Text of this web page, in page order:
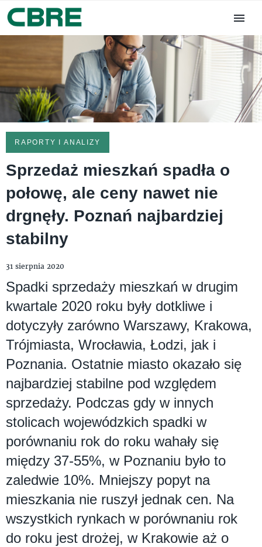
RAPORTY I ANALIZY
Sprzedaż mieszkań spadła o
połowę, ale ceny nawet nie
drgnęły. Poznań najbardziej
stabilny
31 sierpnia 2020
Spadki sprzedaży mieszkań w drugim
kwartale 2020 roku były dotkliwe i
dotyczyły zarówno Warszawy, Krakowa,
Trójmiasta, Wrocławia, Łodzi, jak i
Poznania. Ostatnie miasto okazało się
najbardziej stabilne pod względem
sprzedaży. Podczas gdy w innych
stolicach wojewódzkich spadki w
porównaniu rok do roku wahały się
między 37-55%, w Poznaniu było to
zaledwie 10%. Mniejszy popyt na
mieszkania nie ruszył jednak cen. Na
wszystkich rynkach w porównaniu rok
do roku jest drożej, w Krakowie aż o